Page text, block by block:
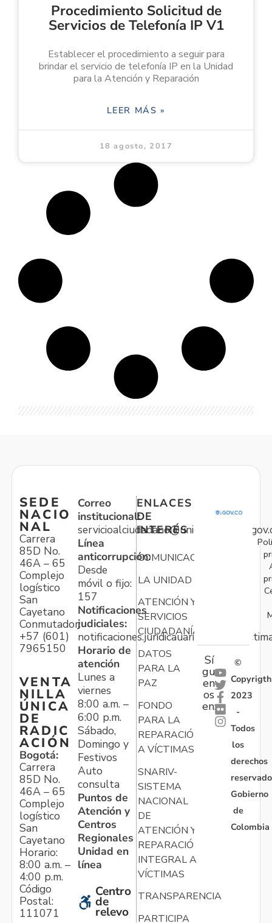
Procedimiento Solicitud de
Servicios de Telefonía IP V1
Establecer el procedimiento a seguir para
brindar el servicio de telefonía IP en la Unidad
para la Atención y Reparación
LEER MÁS »
18 agosto, 2017
SEDE
NACIO
NAL
Carrera
85D No.
46A – 65
Complejo
logístico
San
Cayetano
Conmutador:
+57 (601)
7965150
VENTA
NILLA
ÚNICA
DE
RADIC
ACIÓN
Bogotá:
Carrera
85D No.
46A – 65
Complejo
logístico
San
Cayetano
Horario:
8:00 a.m. –
4:00 p.m.
Código
Postal:
111071
Correo
institucional:
Línea
anticorrupción:
Desde
móvil o fijo:
157
Notificaciones
judiciales:
Horario de
atención
Lunes a
viernes
8:00 a.m. –
6:00 p.m.
Sábado,
Domingo y
Festivos
Auto
consulta
Puntos de
Atención y
Centros
Regionales
Unidad en
línea
Centro
de
relevo
ENLACES
DE
INTERÉS
COMUNICACIONES
LA UNIDAD
ATENCIÓN Y
SERVICIOS
CIUDADANÍA
DATOS
PARA LA
PAZ
FONDO
PARA LA
REPARACIÓN
A VÍCTIMAS
SNARIV-
SISTEMA
NACIONAL
DE
ATENCIÓN Y
REPARACIÓN
INTEGRAL A
VÍCTIMAS
TRANSPARENCIA
PARTICIPA
Sí
gu
en
os
en:
©
Copyrigth
2023
-
Todos
los
derechos
Gobierno
de
Colombia